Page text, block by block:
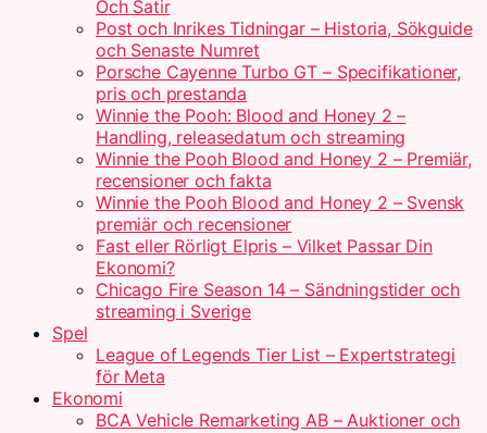
Och Satir
Post och Inrikes Tidningar – Historia, Sökguide
och Senaste Numret
Porsche Cayenne Turbo GT – Specifikationer,
pris och prestanda
Winnie the Pooh: Blood and Honey 2 –
Handling, releasedatum och streaming
Winnie the Pooh Blood and Honey 2 – Premiär,
recensioner och fakta
Winnie the Pooh Blood and Honey 2 – Svensk
premiär och recensioner
Fast eller Rörligt Elpris – Vilket Passar Din
Ekonomi?
Chicago Fire Season 14 – Sändningstider och
streaming i Sverige
Spel
League of Legends Tier List – Expertstrategi
för Meta
Ekonomi
BCA Vehicle Remarketing AB – Auktioner och